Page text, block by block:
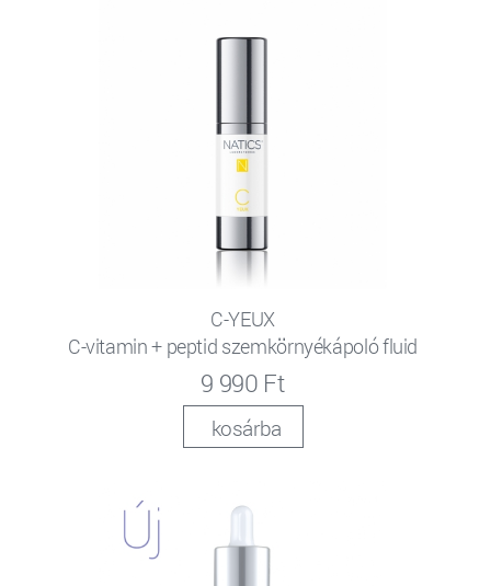
C-YEUX
C-vitamin + peptid szemkörnyékápoló fluid
9 990 Ft
kosárba